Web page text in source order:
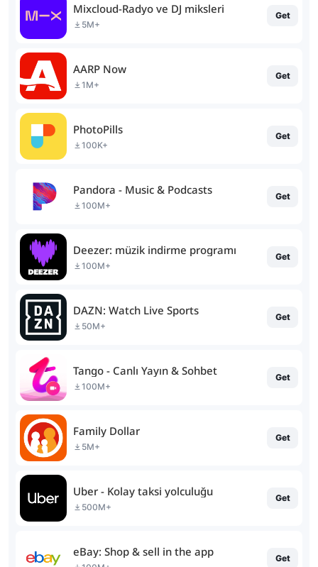
Mixcloud-Radyo ve DJ miksleri
5M+
Get
AARP Now
1M+
Get
PhotoPills
100K+
Get
Pandora - Music & Podcasts
100M+
Get
Deezer: müzik indirme programı
100M+
Get
DAZN: Watch Live Sports
50M+
Get
Tango - Canlı Yayın & Sohbet
100M+
Get
Family Dollar
5M+
Get
Uber - Kolay taksi yolculuğu
500M+
Get
eBay: Shop & sell in the app Get